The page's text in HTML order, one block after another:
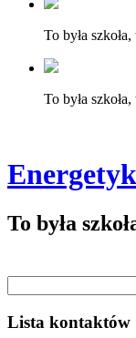
To była
To była
To była
Lista kontaktów